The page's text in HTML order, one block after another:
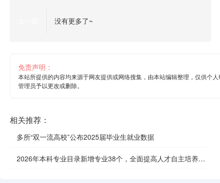
没有更多了~
免责声明：
本站所提供的内容均来源于网友提供或网络搜集，由本站编辑整理，仅供个
管理员予以更改或删除。
相关推荐：
多所“双一流高校”公布2025届毕业生就业数据
2026年本科专业目录新增专业38个，全面提高人才自主培养质